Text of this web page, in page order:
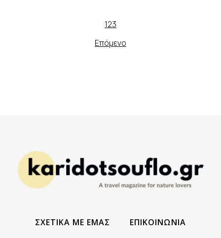
123
Επόμενο
ΣΧΕΤΙΚΑ ΜΕ ΕΜΑΣ ΕΠΙΚΟΙΝΩΝΙΑ